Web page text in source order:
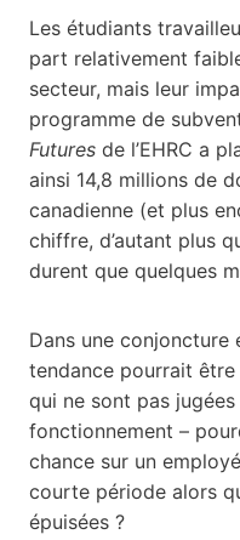
Les étudiants
part relativement
secteur, mais leur
programme de
Futures de l’EHRC a
ainsi 14,8 millions de
canadienne (et plus
chiffre, d’autant plus
durent que quelques
Dans une
tendance pourrait
qui ne sont pas
fonctionnement –
chance sur un
courte période alors
épuisées ?